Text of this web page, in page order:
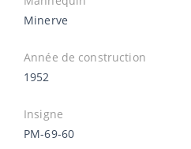
Minerve
Année de construction
1952
Insigne
PM-69-60